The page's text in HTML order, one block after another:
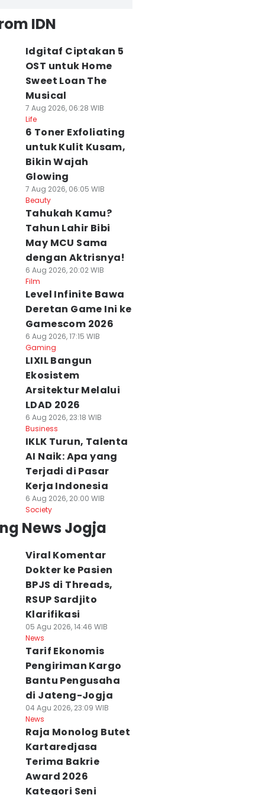
IDN
Idgitaf Ciptakan 5
OST untuk Home
Sweet Loan The
Musical
7 Aug 2026, 06:28 WIB
Life
6 Toner Exfoliating
untuk Kulit Kusam,
Bikin Wajah
Glowing
7 Aug 2026, 06:05 WIB
Beauty
Tahukah Kamu?
Tahun Lahir Bibi
May MCU Sama
dengan Aktrisnya!
6 Aug 2026, 20:02 WIB
Film
Level Infinite Bawa
Deretan Game Ini ke
Gamescom 2026
6 Aug 2026, 17:15 WIB
Gaming
LIXIL Bangun
Ekosistem
Arsitektur Melalui
LDAD 2026
6 Aug 2026, 23:18 WIB
Business
IKLK Turun, Talenta
AI Naik: Apa yang
Terjadi di Pasar
Kerja Indonesia
6 Aug 2026, 20:00 WIB
Society
News Jogja
Viral Komentar
Dokter ke Pasien
BPJS di Threads,
RSUP Sardjito
Klarifikasi
05 Agu 2026, 14:46 WIB
News
Tarif Ekonomis
Pengiriman Kargo
Bantu Pengusaha
di Jateng-Jogja
04 Agu 2026, 23:09 WIB
News
Raja Monolog Butet
Kartaredjasa
Terima Bakrie
Award 2026
Kategori Seni